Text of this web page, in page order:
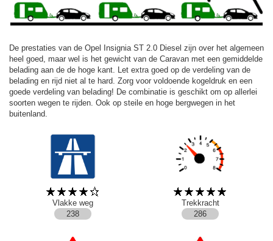
De prestaties van de Opel Insignia ST 2.0 Diesel zijn over het algemeen
heel goed, maar wel is het gewicht van de Caravan met een gemiddelde
belading aan de de hoge kant. Let extra goed op de verdeling van de
belading en rijd niet al te hard. Zorg voor voldoende kogeldruk en een
goede verdeling van belading! De combinatie is geschikt om op allerlei
soorten wegen te rijden. Ook op steile en hoge bergwegen in het
buitenland.
Vlakke weg
Trekkracht
238
286